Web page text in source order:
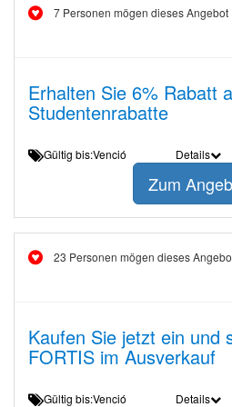
7 Personen mögen dieses Angebot
Erhalten Sie 6% Rabatt
Studentenrabatte
Gültig bis:Venció Details
Zum
23 Personen mögen dieses
Kaufen Sie jetzt ein und
FORTIS im Ausverkauf
Gültig bis:Venció Details